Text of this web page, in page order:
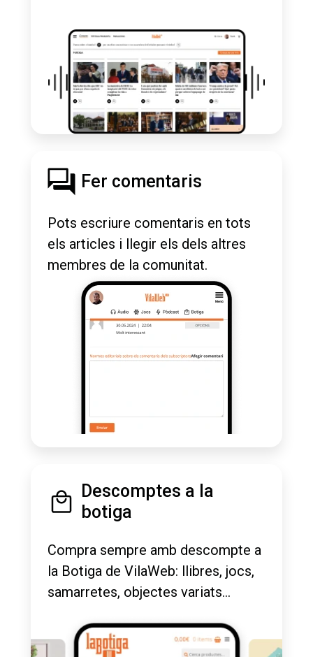
Fer comentaris
Pots escriure comentaris en tots
els articles i llegir els dels altres
membres de la comunitat.
Descomptes a la
botiga
Compra sempre amb descompte a
la Botiga de VilaWeb: llibres, jocs,
samarretes, objectes variats...